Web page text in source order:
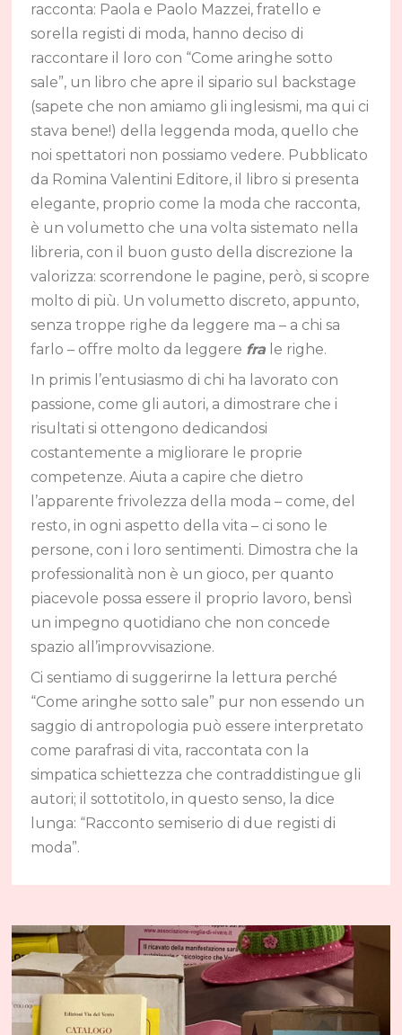
racconta: Paola e Paolo Mazzei, fratello e
sorella registi di moda, hanno deciso di
raccontare il loro con “Come aringhe sotto
sale”, un libro che apre il sipario sul backstage
(sapete che non amiamo gli inglesismi, ma qui ci
stava bene!) della leggenda moda, quello che
noi spettatori non possiamo vedere. Pubblicato
da Romina Valentini Editore, il libro si presenta
elegante, proprio come la moda che racconta,
è un volumetto che una volta sistemato nella
libreria, con il buon gusto della discrezione la
valorizza: scorrendone le pagine, però, si scopre
molto di più. Un volumetto discreto, appunto,
senza troppe righe da leggere ma – a chi sa
farlo – offre molto da leggere fra le righe.
In primis l’entusiasmo di chi ha lavorato con
passione, come gli autori, a dimostrare che i
risultati si ottengono dedicandosi
costantemente a migliorare le proprie
competenze. Aiuta a capire che dietro
l’apparente frivolezza della moda – come, del
resto, in ogni aspetto della vita – ci sono le
persone, con i loro sentimenti. Dimostra che la
professionalità non è un gioco, per quanto
piacevole possa essere il proprio lavoro, bensì
un impegno quotidiano che non concede
spazio all’improvvisazione.
Ci sentiamo di suggerirne la lettura perché
“Come aringhe sotto sale” pur non essendo un
saggio di antropologia può essere interpretato
come parafrasi di vita, raccontata con la
simpatica schiettezza che contraddistingue gli
autori; il sottotitolo, in questo senso, la dice
lunga: “Racconto semiserio di due registi di
moda”.